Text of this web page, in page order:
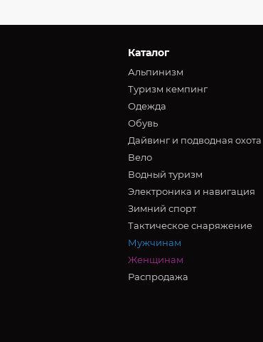
Каталог
Альпинизм
Туризм кемпинг
Oдежда
Обувь
Дайвинг и подводная охота
Вело
Водный туризм
Электроника и навигация
Зимний спорт
Тактическое снаряжение
Мужчинам
Женщинам
Распродажа